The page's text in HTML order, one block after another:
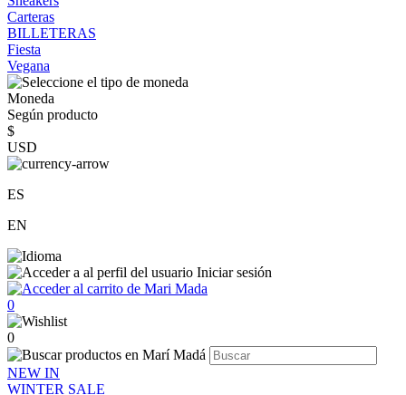
Carteras
BILLETERAS
Fiesta
Vegana
Moneda
Según producto
$
USD
ES
EN
Iniciar sesión
0
0
NEW IN
WINTER SALE